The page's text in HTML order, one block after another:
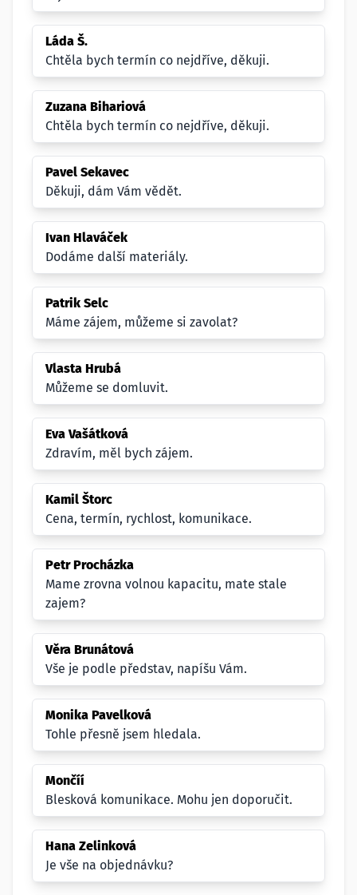
Láda Š.
Chtěla bych termín co nejdříve, děkuji.
Zuzana Bihariová
Chtěla bych termín co nejdříve, děkuji.
Pavel Sekavec
Děkuji, dám Vám vědět.
Ivan Hlaváček
Dodáme další materiály.
Patrik Selc
Máme zájem, můžeme si zavolat?
Vlasta Hrubá
Můžeme se domluvit.
Eva Vašátková
Zdravím, měl bych zájem.
Kamil Štorc
Cena, termín, rychlost, komunikace.
Petr Procházka
Mame zrovna volnou kapacitu, mate stale
zajem?
Věra Brunátová
Vše je podle představ, napíšu Vám.
Monika Pavelková
Tohle přesně jsem hledala.
Mončíí
Blesková komunikace. Mohu jen doporučit.
Hana Zelinková
Je vše na objednávku?